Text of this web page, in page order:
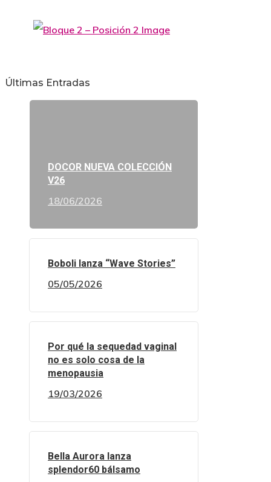
Últimas Entradas
DOCOR NUEVA COLECCIÓN
V26
18/06/2026
Boboli lanza “Wave Stories”
05/05/2026
Por qué la sequedad vaginal
no es solo cosa de la
menopausia
19/03/2026
Bella Aurora lanza
splendor60 bálsamo